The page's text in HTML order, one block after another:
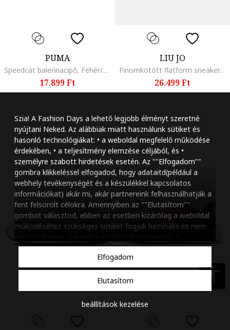
Szia! A Fashion Days a lehető legjobb élményt szeretné
nyújtani Neked. Az alábbiak miatt használunk sütiket és
hasonló technológiákat: • a weboldal megfelelő működése
érdekében, • a teljesítmény elemzése céljából, és •
személyre szabott hirdetések esetén. Az ""Elfogadom""
gombra klikkeléssel elfogadod, hogy adataitd(például a
webhely tevékenységét és a készülékkel kapcsolatos
információkat) akár mi, akár partnereink felhasználhatják a
fent felsorolt célokra. Amennyiben az ""Elutasítom""
gombot választod, ebben az esetben kizárólag a weboldal
működéséhez szükséges sütiket fogjuk hazsnálni és nem
beállításaidat bármikor módosíthatod, a ""Beállítások
kezelése"" gombra kattintva. Tudj meg többet
szabályzatunkról.
Elfogadom
Elutasítom
beállítások kezelése
PUMA
Speedcat balerinacipő, Fehér/Fekete
17.899 Ft
LIU JO
Finomkötött flatform sneaker, Aranyszín/Világosbézs
26.499 Ft
accessibility
Szöveg méretének
Szóköz növelése
Szóköz csökkentése
Sortávolság
Sortávolság
Színek invertálása
Szürke
Nagy kurzor